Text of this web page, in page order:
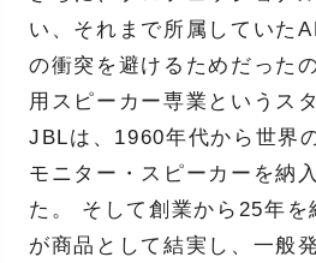
い、それまで所属していた
の衝突を避けるためだった
用スピーカー専業というス
JBLは、1960年代から世界
モニター・スピーカーを納
た。 そして創業から25年
が商品として結実し、一般